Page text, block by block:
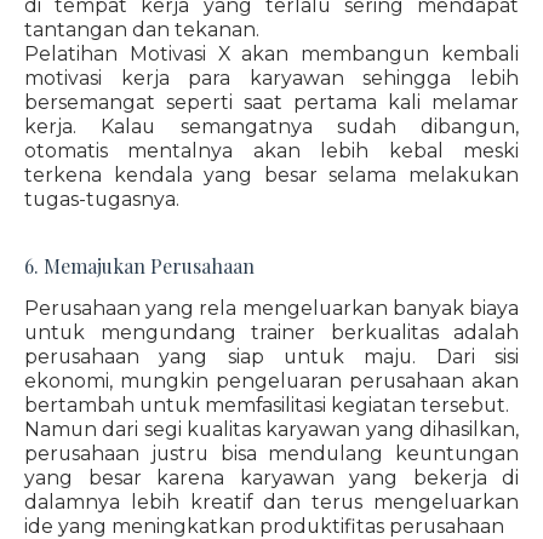
di tempat kerja yang terlalu sering mendapat
tantangan dan tekanan.
Pelatihan Motivasi X akan membangun kembali
motivasi kerja para karyawan sehingga lebih
bersemangat seperti saat pertama kali melamar
kerja. Kalau semangatnya sudah dibangun,
otomatis mentalnya akan lebih kebal meski
terkena kendala yang besar selama melakukan
tugas-tugasnya.
6. Memajukan Perusahaan
Perusahaan yang rela mengeluarkan banyak biaya
untuk mengundang trainer berkualitas adalah
perusahaan yang siap untuk maju. Dari sisi
ekonomi, mungkin pengeluaran perusahaan akan
bertambah untuk memfasilitasi kegiatan tersebut.
Namun dari segi kualitas karyawan yang dihasilkan,
perusahaan justru bisa mendulang keuntungan
yang besar karena karyawan yang bekerja di
dalamnya lebih kreatif dan terus mengeluarkan
ide yang meningkatkan produktifitas perusahaan